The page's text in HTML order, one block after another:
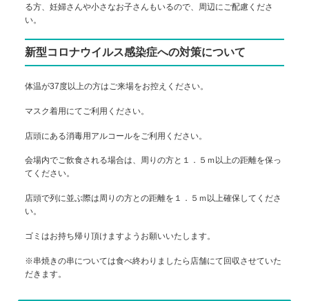
る方、妊婦さんや小さなお子さんもいるので、周辺にご配慮くださ
い。
新型コロナウイルス感染症への対策について
体温が37度以上の方はご来場をお控えください。
マスク着用にてご利用ください。
店頭にある消毒用アルコールをご利用ください。
会場内でご飲食される場合は、周りの方と１．５ｍ以上の距離を保っ
てください。
店頭で列に並ぶ際は周りの方との距離を１．５ｍ以上確保してくださ
い。
ゴミはお持ち帰り頂けますようお願いいたします。
※串焼きの串については食べ終わりましたら店舗にて回収させていた
だきます。